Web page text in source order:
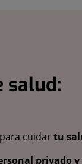
salud:
cuidartu
privado y